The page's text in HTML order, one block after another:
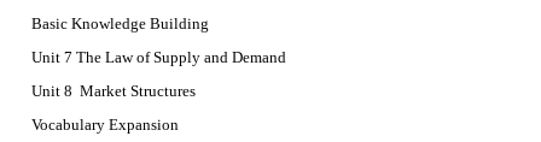
Basic Knowledge Building
Unit 7 The Law of Supply and Demand
Unit 8 Market Structures
Vocabulary Expansion